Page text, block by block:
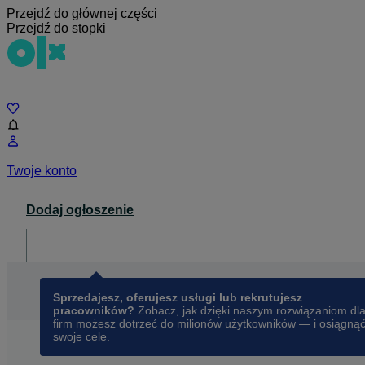
Przejdź do głównej części
Przejdź do stopki
Twoje konto
Dodaj ogłoszenie
Sprzedajesz, oferujesz usługi lub rekrutujesz
pracowników? Zobacz, jak dzięki naszym rozwiązaniom dla
firm możesz dotrzeć do milionów użytkowników — i osiągnąć
swoje cele.